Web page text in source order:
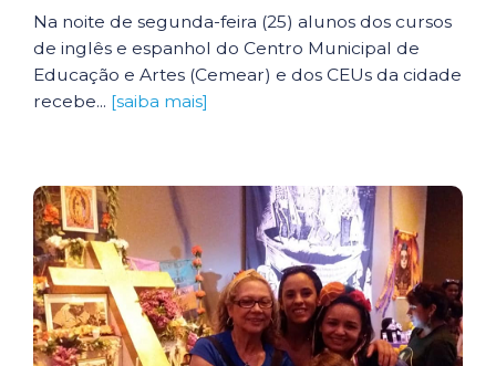
Na noite de segunda-feira (25) alunos dos cursos
de inglês e espanhol do Centro Municipal de
Educação e Artes (Cemear) e dos CEUs da cidade
recebe... [saiba mais]